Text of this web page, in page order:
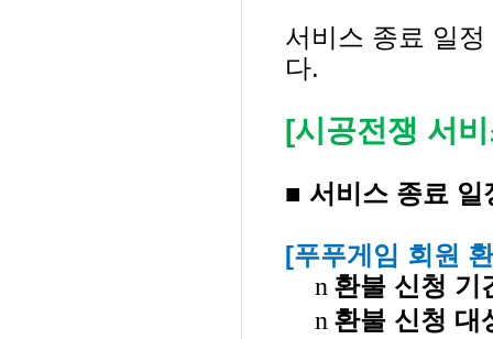
서비스 종료 일
다.
[시공전쟁 서
■ 서비스 종료 일
[푸푸게임 회원
n 환불 신청 기
n 환불 신청 대